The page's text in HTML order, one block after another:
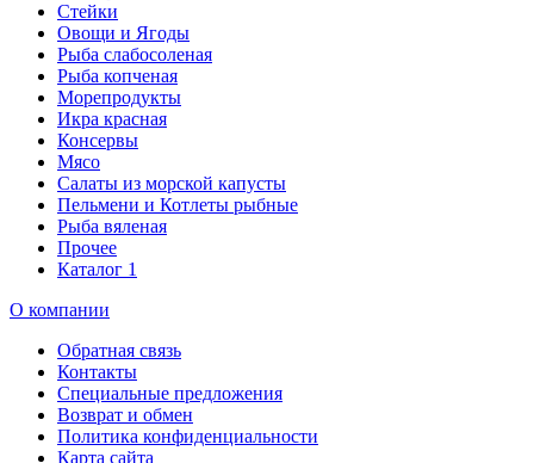
Стейки
Овощи и Ягоды
Рыба слабосоленая
Рыба копченая
Морепродукты
Икра красная
Консервы
Мясо
Салаты из морской капусты
Пельмени и Котлеты рыбные
Рыба вяленая
Прочее
Каталог 1
О компании
Обратная связь
Контакты
Специальные предложения
Возврат и обмен
Политика конфиденциальности
Карта сайта